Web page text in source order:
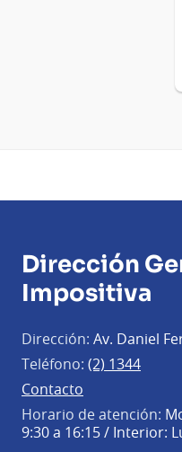
Dirección
Impositiva
Dirección: Av. Daniel
Teléfono: (2) 1344
Contacto
Horario de atención:
9:30 a 16:15 / Interior: